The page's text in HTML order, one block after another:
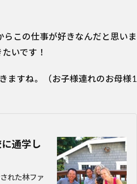
この仕事が好きなんだと思いま
いです！
ますね。（お子様連れのお母様1
通学し
れた林ファ